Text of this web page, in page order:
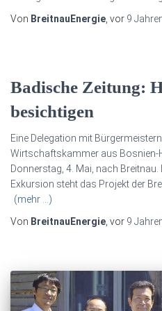
Von BreitnauEnergie , vor 9
Badische Zeitung:
besichtigen
Eine Delegation mit
Wirtschaftskammer aus
Donnerstag, 4. Mai, nach
Exkursion steht das Projekt der
(mehr …)
Von BreitnauEnergie , vor 9